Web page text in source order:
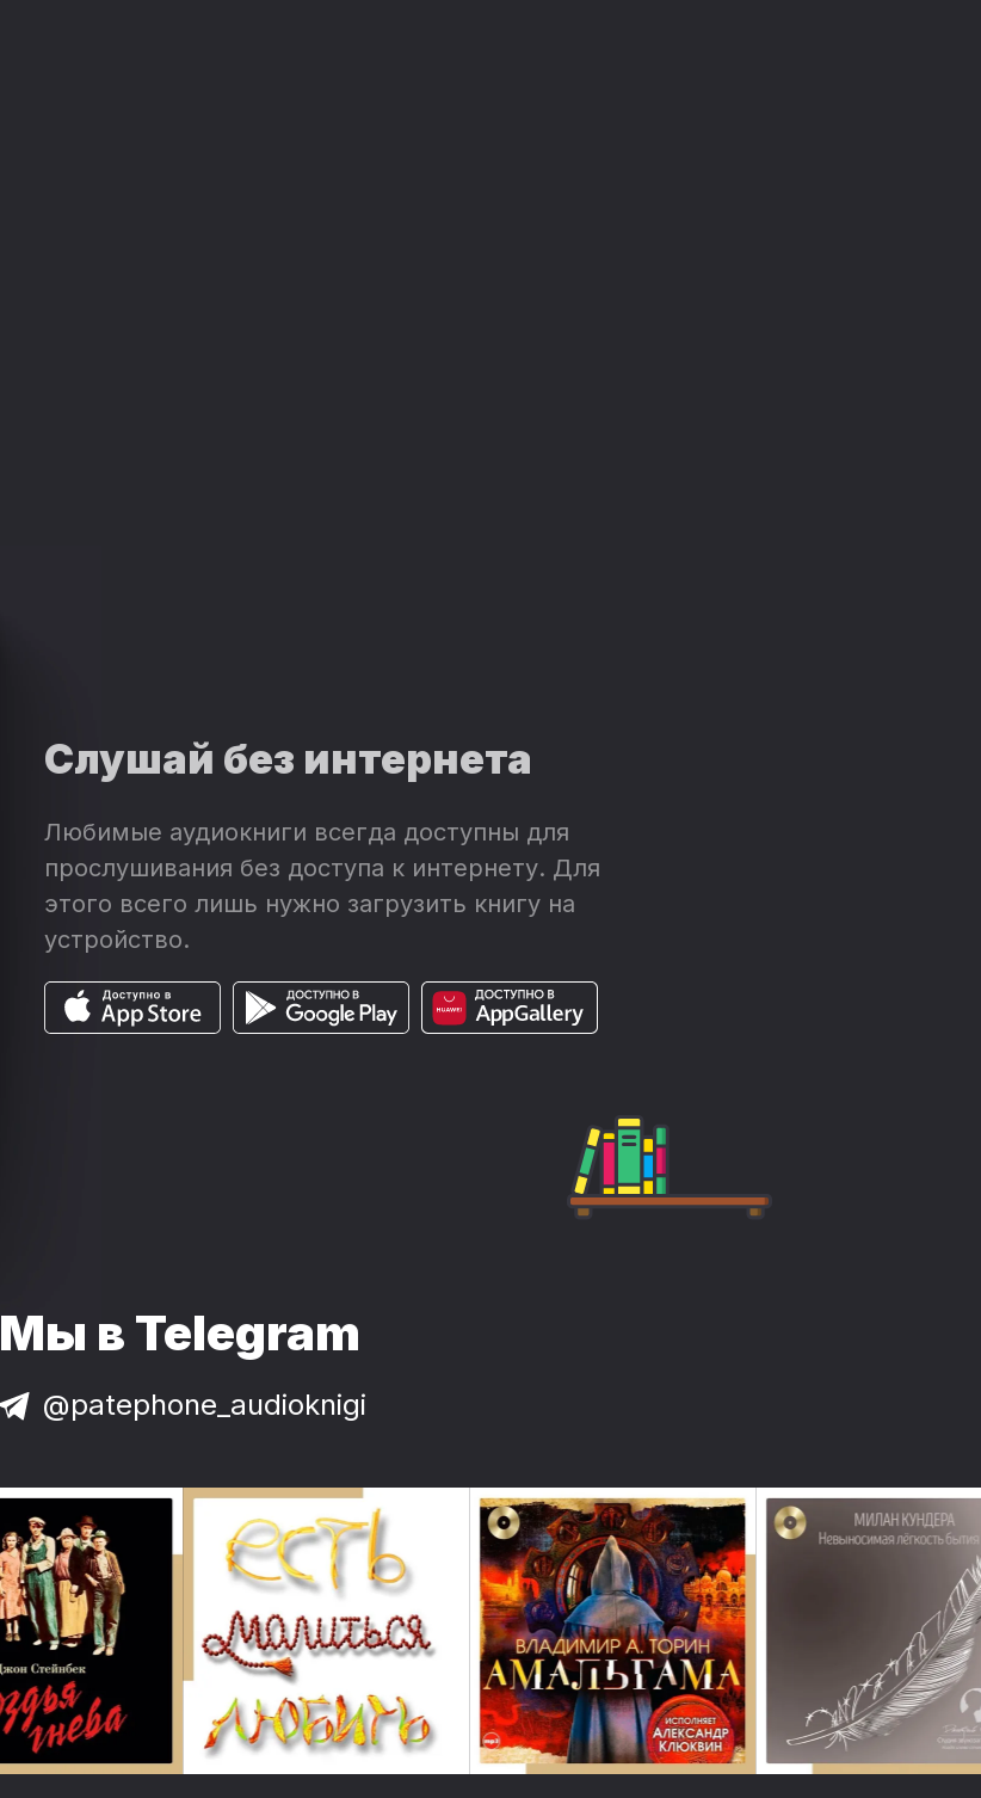
Слушай без интернета
Любимые аудиокниги всегда доступны для
прослушивания без доступа к интернету. Для
этого всего лишь нужно загрузить книгу на
устройство.
Мы в Telegram
@patephone_audioknigi